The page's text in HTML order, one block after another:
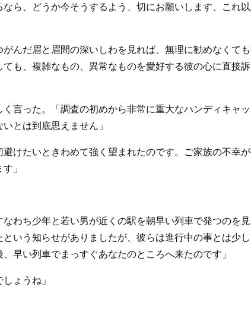
ら、どうか今そうするよう、切にお願いします、これ
んだ眉と眉間の深いしわを見れば、無理に勧めなくて
も、複雑なもの、異常なものを愛好する彼の心に直接
言った。「調査の初めから非常に重大なハンディキャ
とは到底思えません」
けたいときわめて強く望まれたのです。ご家族の不幸
」
わち少年と若い男が近くの駅を朝早い列車で発つのを
いう知らせがありましたが、彼らは進行中の事とは少
早い列車でまっすぐあなたのところへ来たのです」
ょうね」